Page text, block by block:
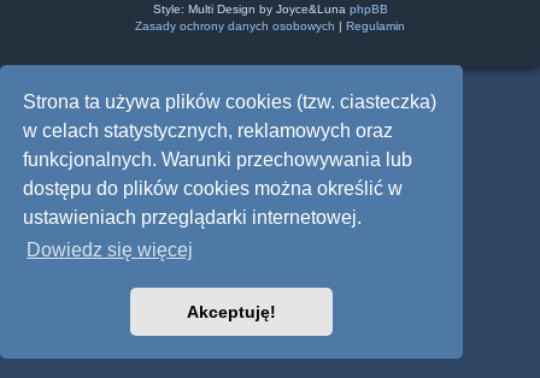
Strona ta używa plików cookies (tzw. ciasteczka)
w celach statystycznych, reklamowych oraz
funkcjonalnych. Warunki przechowywania lub
dostępu do plików cookies można określić w
ustawieniach przeglądarki internetowej.
Dowiedz się więcej
Akceptuję!
Style: Multi Design by Joyce&Luna phpBB
Zasady ochrony danych osobowych | Regulamin